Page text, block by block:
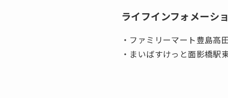
ライフインフォメーシ
・ファミリーマート豊島高
・まいばすけっと面影橋駅